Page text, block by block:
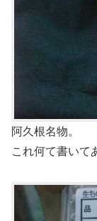
阿久根名物。
これ何て書いて